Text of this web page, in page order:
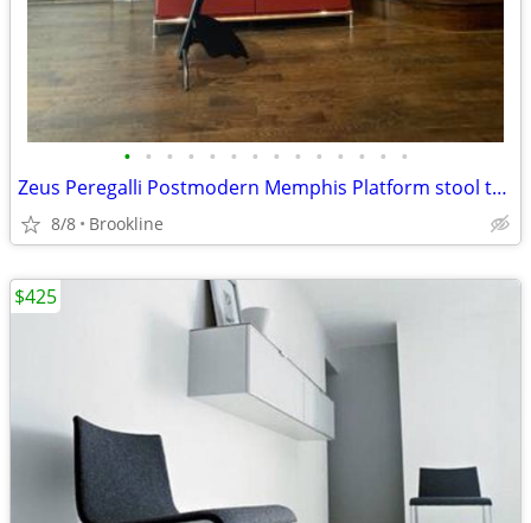
• • • • • • • • • • • • • •
Zeus Peregalli Postmodern Memphis Platform stool table NEW
8/8 Brookline
$425